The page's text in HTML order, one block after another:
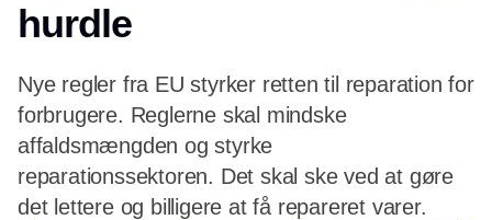
hurdle
Nye regler fra EU styrker retten til reparation for
forbrugere. Reglerne skal mindske
affaldsmængden og styrke
reparationssektoren. Det skal ske ved at gøre
det lettere og billigere at få repareret varer.